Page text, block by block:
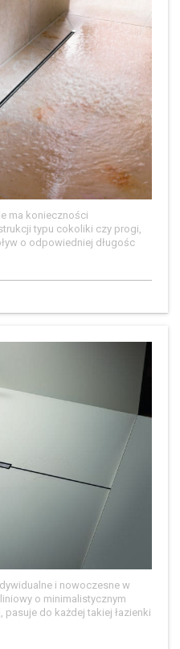
ma konieczności
typu cokoliki czy progi,
o odpowiedniej długośc
i nowoczesne w
o minimalistycznym
pasuje do każdej takiej łazienki